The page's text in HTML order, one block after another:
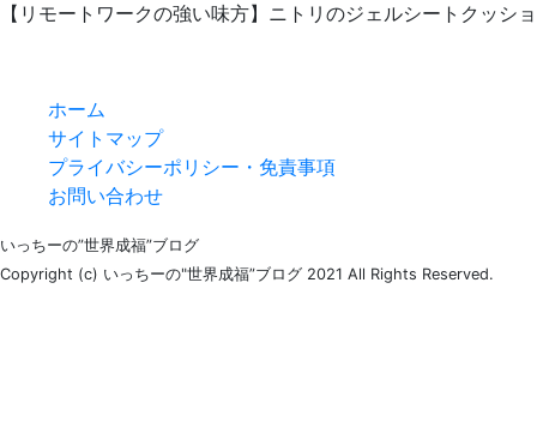
【リモートワークの強い味方】ニトリのジェルシートクッシ
ホーム
サイトマップ
プライバシーポリシー・免責事項
お問い合わせ
いっちーの”世界成福”ブログ
Copyright (c) いっちーの"世界成福”ブログ 2021 All Rights Reserved.